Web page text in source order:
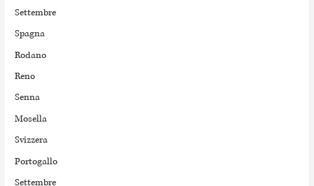
Settembre
Spagna
Rodano
Reno
Senna
Mosella
Svizzera
Portogallo
Settembre